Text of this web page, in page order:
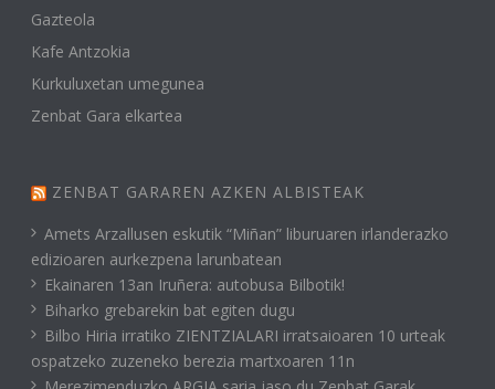
Gazteola
Kafe Antzokia
Kurkuluxetan umegunea
Zenbat Gara elkartea
ZENBAT GARAREN AZKEN ALBISTEAK
Amets Arzallusen eskutik “Miñan” liburuaren irlanderazko
edizioaren aurkezpena larunbatean
Ekainaren 13an Iruñera: autobusa Bilbotik!
Biharko grebarekin bat egiten dugu
Bilbo Hiria irratiko ZIENTZIALARI irratsaioaren 10 urteak
ospatzeko zuzeneko berezia martxoaren 11n